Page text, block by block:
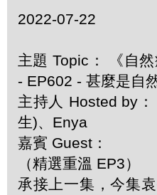
2022-07-22
主題 Topic： 《自
- EP602 - 甚麼是自
主持人 Hosted by
生)、Enya
嘉賓 Guest：
（精選重溫 EP3）
承接上一集，今集